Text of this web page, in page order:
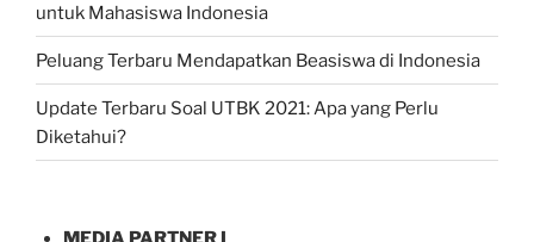
untuk Mahasiswa Indonesia
Peluang Terbaru Mendapatkan Beasiswa di Indonesia
Update Terbaru Soal UTBK 2021: Apa yang Perlu
Diketahui?